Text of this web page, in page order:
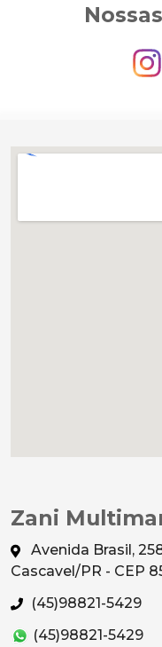
Zani
Avenida Brasil,
Cascavel/PR - CEP
(45)98821-5429
(45)98821-5429